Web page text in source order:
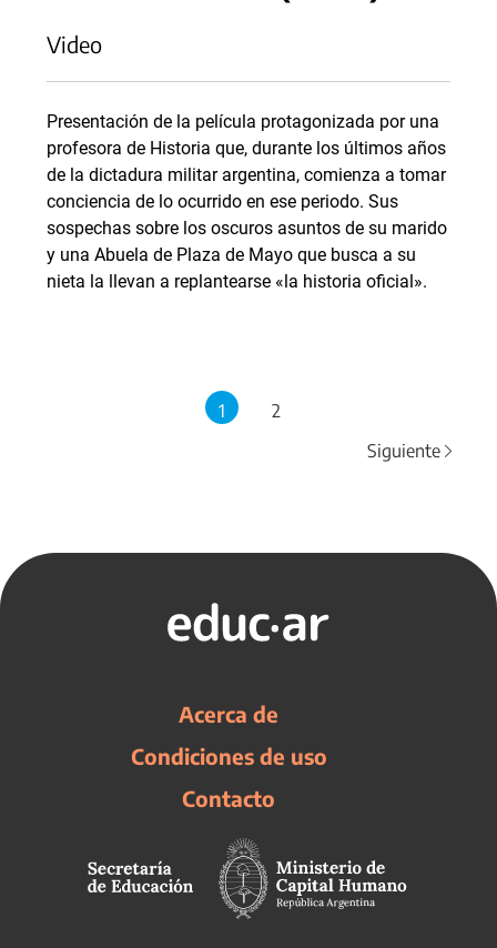
Video
Presentación de la película protagonizada por una
profesora de Historia que, durante los últimos años
de la dictadura militar argentina, comienza a tomar
conciencia de lo ocurrido en ese periodo. Sus
sospechas sobre los oscuros asuntos de su marido
y una Abuela de Plaza de Mayo que busca a su
nieta la llevan a replantearse «la historia oficial».
1
2
Siguiente
Acerca de
Condiciones de uso
Contacto